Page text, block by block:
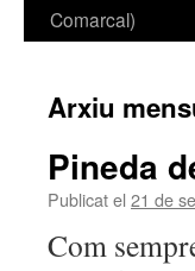
Comarcal)
Arxiu
Pineda
Publicat el 21 de
Com